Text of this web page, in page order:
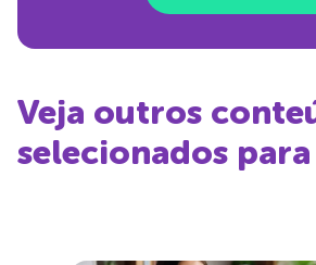
Veja outros
selecionados